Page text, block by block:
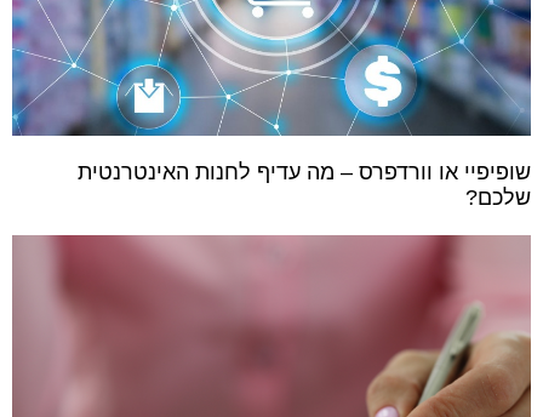
שופיפיי או וורדפרס – מה עדיף לחנות האינטרנטית
שלכם?